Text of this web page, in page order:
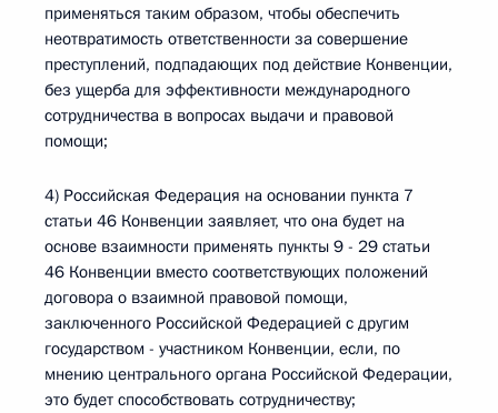
применяться таким образом, чтобы обеспечить
неотвратимость ответственности за совершение
преступлений, подпадающих под действие Конвенции,
без ущерба для эффективности международного
сотрудничества в вопросах выдачи и правовой
помощи;
4) Российская Федерация на основании пункта 7
статьи 46 Конвенции заявляет, что она будет на
основе взаимности применять пункты 9 - 29 статьи
46 Конвенции вместо соответствующих положений
договора о взаимной правовой помощи,
заключенного Российской Федерацией с другим
государством - участником Конвенции, если, по
мнению центрального органа Российской Федерации,
это будет способствовать сотрудничеству;